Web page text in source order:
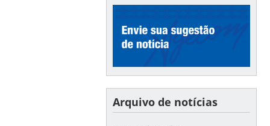
Arquivo de notícias